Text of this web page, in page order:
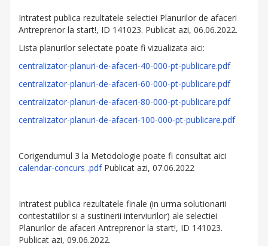
Intratest publica rezultatele selectiei Planurilor de afaceri
Antreprenor la start!, ID 141023. Publicat azi, 06.06.2022.
Lista planurilor selectate poate fi vizualizata aici:
centralizator-planuri-de-afaceri-40-000-pt-publicare.pdf
centralizator-planuri-de-afaceri-60-000-pt-publicare.pdf
centralizator-planuri-de-afaceri-80-000-pt-publicare.pdf
centralizator-planuri-de-afaceri-100-000-pt-publicare.pdf
Corigendumul 3 la Metodologie poate fi consultat aici
calendar-concurs .pdfPublicat azi, 07.06.2022
Intratest publica rezultatele finale (in urma solutionarii
contestatiilor si a sustinerii interviurilor) ale selectiei
Planurilor de afaceri Antreprenor la start!, ID 141023.
Publicat azi, 09.06.2022.